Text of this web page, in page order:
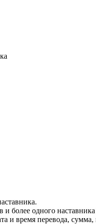
более одного
и время перевода, сумма,